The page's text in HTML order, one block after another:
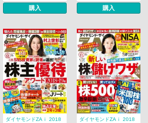
購入 購入
ダイヤモンドZAｉ 2018
ダイヤモンドZAｉ 2018